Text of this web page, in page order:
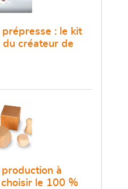
: le kit
créateur de
production à
choisir le 100 %